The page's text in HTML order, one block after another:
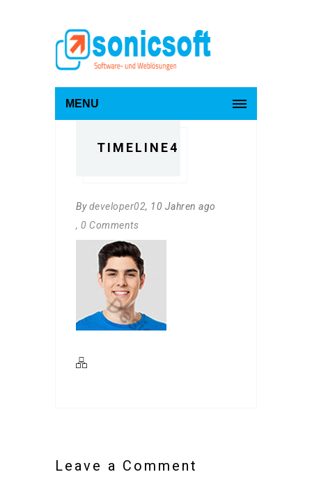
MENU
TIMELINE4
By developer02, 10 Jahren ago
, 0 Comments
Leave a Comment